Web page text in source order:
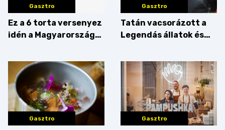
Gasztro
Ez a 6 torta versenyez
idén a Magyarország
Gasztro
Tatán vacsorázott a
Legendás állatok és
Gasztro Gasztro